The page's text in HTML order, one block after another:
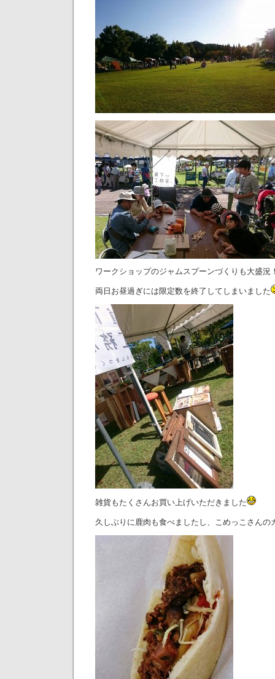
ワークショップのジャムスプーンづくりも大盛況
両日お昼過ぎには限定数を終了してしまいました
雑貨もたくさんお買い上げいただきました
久しぶりに鹿肉も食べましたし、こめっこさんの